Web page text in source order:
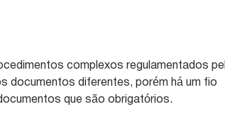
complexos regulamentados
documentos diferentes, porém há um fio
que são obrigatórios.